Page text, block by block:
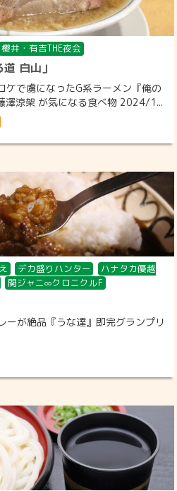
櫻井・有吉THE夜会
白山」
ケで虜になったG系ラーメン『俺の
澤涼架 が気になる食べ物 2024/1...
デカ盛りハンター
ハナタカ優越
関ジャニ∞クロニクルF
ーが絶品『うな達』即完グランプリ